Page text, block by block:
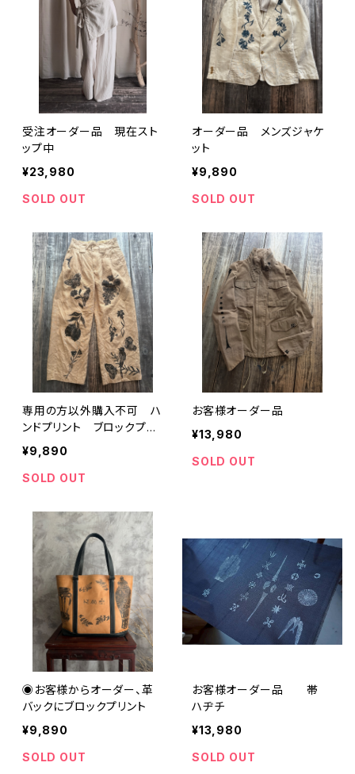
受注オーダー品 現在スト
ップ中
¥23,980
SOLD OUT
オーダー品 メンズジャケ
ット
¥9,890
SOLD OUT
専用の方以外購入不可 ハ
ンドプリント ブロックプリ
ント コットン レディー
ス パンツ
¥9,890
SOLD OUT
お客様オーダー品
¥13,980
SOLD OUT
◉お客様からオーダー、革
バックにブロックプリント
¥9,890
SOLD OUT
お客様オーダー品 帯
ハヂチ
¥13,980
SOLD OUT